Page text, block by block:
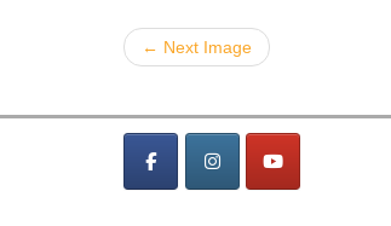
← Next Image